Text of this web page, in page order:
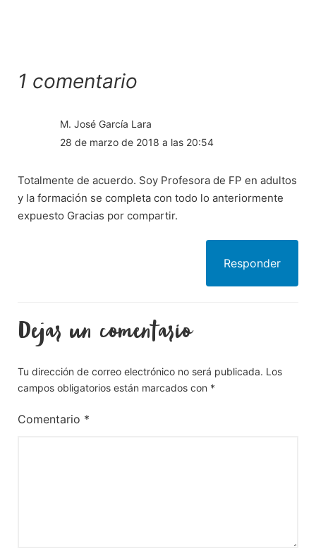
1 comentario
M. José García Lara
28 de marzo de 2018 a las 20:54
Totalmente de acuerdo. Soy Profesora de FP en adultos
y la formación se completa con todo lo anteriormente
expuesto Gracias por compartir.
Responder
Dejar un comentario
Tu dirección de correo electrónico no será publicada. Los
campos obligatorios están marcados con *
Comentario *